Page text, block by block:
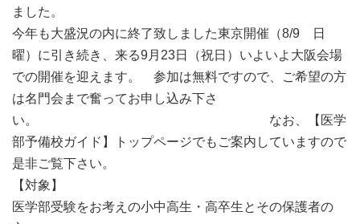
ました。
今年も大盛況の内に終了致しました東京開催（8/9 日
曜）に引き続き、来る9月23日（祝日）いよいよ大阪会場
での開催を迎えます。 参加は無料ですので、ご希望の方
は名門会まで奮ってお申し込み下さ
い。 なお、【医学
部予備校ガイド】トップページでもご案内していますので
是非ご覧下さい。
【対象】
医学部受験をお考えの小中高生・高卒生とその保護者の